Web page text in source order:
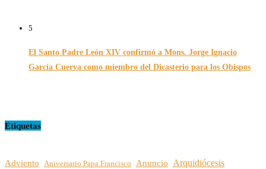
5
El Santo Padre León XIV confirmó a Mons. Jorge Ignacio
García Cuerva como miembro del Dicasterio para los Obispos
Etiquetas
Adviento Aniversario Papa Francisco Anuncio Arquidiócesis